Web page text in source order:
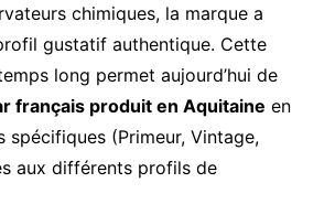
chimiques, la marque a
gustatif authentique. Cette
long permet aujourd’hui de
français produit en Aquitaine en
spécifiques (Primeur, Vintage,
aux différents profils de